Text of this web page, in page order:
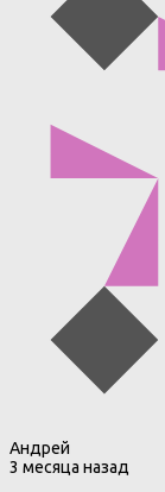
Андрей
3 месяца назад